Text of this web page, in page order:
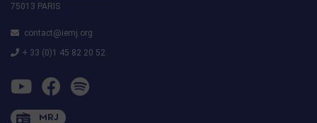
75013 PARIS
contact@iemj.org
+ 33 (0)1 45 82 20 52
MRJ